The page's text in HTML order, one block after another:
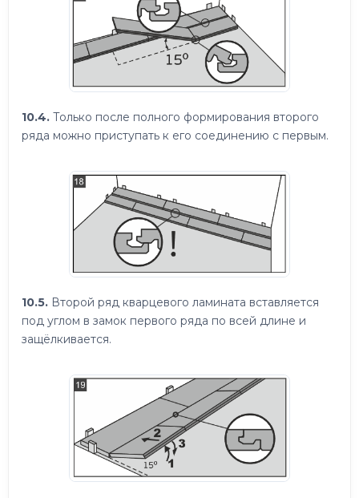
10.4. Только после полного формирования второго
ряда можно приступать к его соединению с первым.
10.5. Второй ряд кварцевого ламината вставляется
под углом в замок первого ряда по всей длине и
защёлкивается.